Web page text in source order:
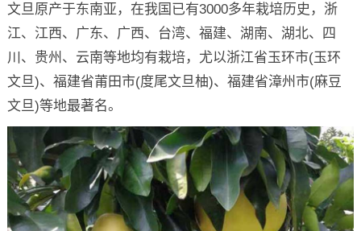
文旦原产于东南亚，在我国已有3000多年栽培历史，浙
江、江西、广东、广西、台湾、福建、湖南、湖北、四
川、贵州、云南等地均有栽培，尤以浙江省玉环市(玉环
文旦)、福建省莆田市(度尾文旦柚)、福建省漳州市(麻豆
文旦)等地最著名。